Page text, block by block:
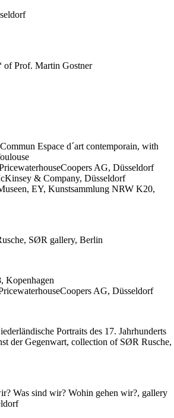
of Prof. Martin Gostner
Espace d´art contemporain, with
AG, Düsseldorf
& Company, Düsseldorf
EY, Kunstsammlung NRW K20,
SØR gallery, Berlin
Kopenhagen
AG, Düsseldorf
Portraits des 17. Jahrhunderts
der Gegenwart, collection of SØR Rusche,
Was sind wir? Wohin gehen wir?, gallery